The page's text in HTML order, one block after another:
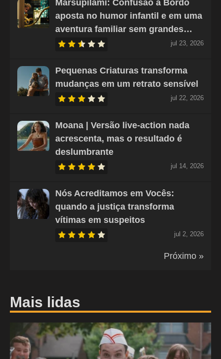
Marsupilami: Confusão a Bordo
aposta no humor infantil e em uma
aventura familiar sem grandes…
jul 23, 2026
Pequenas Criaturas transforma
mudanças em um retrato sensível
jul 22, 2026
Moana | Versão live-action nada
acrescenta, mas o resultado é
deslumbrante
jul 14, 2026
Nós Acreditamos em Vocês:
quando a justiça transforma
vítimas em suspeitos
jul 2, 2026
Próximo »
Mais lidas